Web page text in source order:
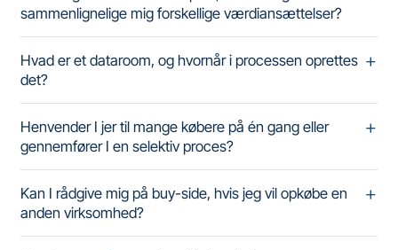
sammenlignelige mig forskellige værdiansættelser?
Hvad er et dataroom, og hvornår i processen oprettes
det?
Henvender I jer til mange købere på én gang eller
gennemfører I en selektiv proces?
Kan I rådgive mig på buy-side, hvis jeg vil opkøbe en
anden virksomhed?